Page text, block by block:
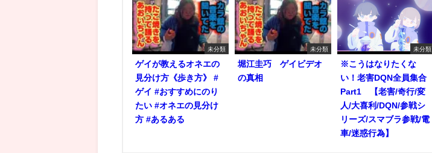
未分類
ゲイが教えるオネエの
見分け方《歩き方》 #
ゲイ #おすすめにのり
たい #オネエの見分け
方 #あるある
未分類
堀江圭巧 ゲイビデオ
の真相
未分類
※こうはなりたくな
い！老害DQN全員集合
Part1 【老害/奇行/変
人/大喜利/DQN/参戦シ
リーズ/スマブラ参戦/電
車/迷惑行為】